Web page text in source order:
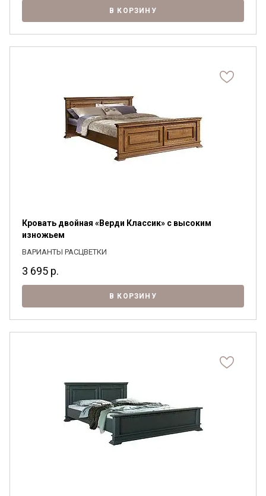
В КОРЗИНУ
Кровать двойная «Верди Классик» с высоким
изножьем
ВАРИАНТЫ РАСЦВЕТКИ
3 695 р.
В КОРЗИНУ